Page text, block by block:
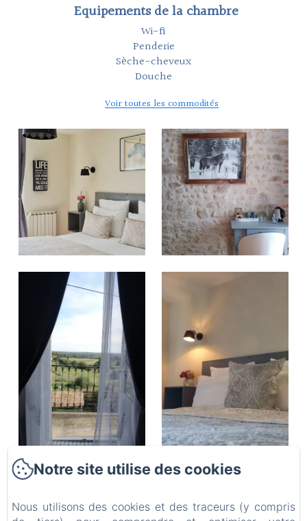
Equipements de la chambre
Wi-fi
Penderie
Sèche-cheveux
Douche
Voir toutes les commodités
La Maison De
Notre site utilise des cookies
Nous utilisons des cookies et des traceurs (y compris